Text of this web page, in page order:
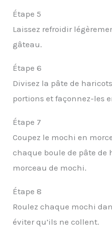
Étape 5
Laissez refroidir
gâteau.
Étape 6
Divisez la pâte de
portions et façonnez-les
Étape 7
Coupez le mochi en
chaque boule de pâte de
morceau de mochi.
Étape 8
Roulez chaque mochi
éviter qu’ils ne collent.